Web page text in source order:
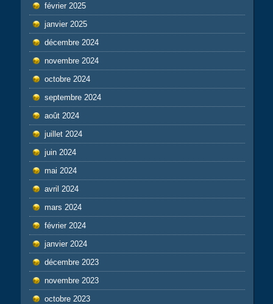
février 2025
janvier 2025
décembre 2024
novembre 2024
octobre 2024
septembre 2024
août 2024
juillet 2024
juin 2024
mai 2024
avril 2024
mars 2024
février 2024
janvier 2024
décembre 2023
novembre 2023
octobre 2023